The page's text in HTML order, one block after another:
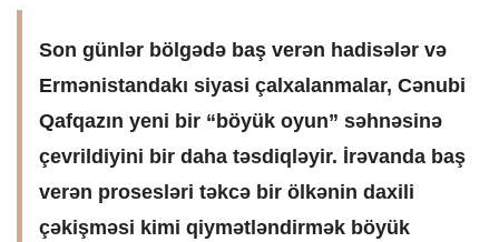
Son günlər bölgədə baş verən hadisələr və
Ermənistandakı siyasi çalxalanmalar, Cənubi
Qafqazın yeni bir “böyük oyun” səhnəsinə
çevrildiyini bir daha təsdiqləyir. İrəvanda baş
verən prosesləri təkcə bir ölkənin daxili
çəkişməsi kimi qiymətləndirmək böyük